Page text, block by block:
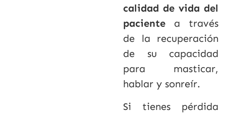
calidad de vida del
paciente a través
de la recuperación
de su capacidad
para masticar,
hablar y sonreír.
Si tienes pérdida